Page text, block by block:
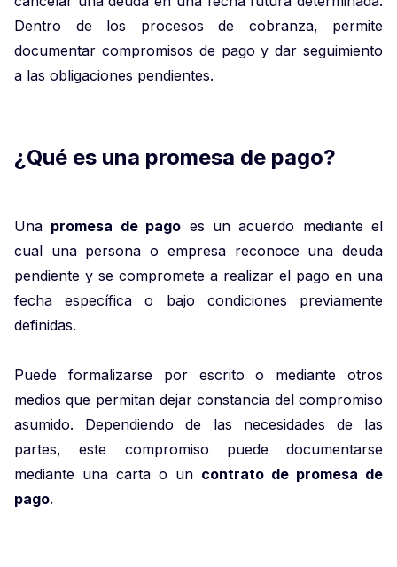
Dentro de los procesos de cobranza, permite
documentar compromisos de pago y dar seguimiento
a las obligaciones pendientes.
¿Qué es una promesa de pago?
Una promesa de pago es un acuerdo mediante el
cual una persona o empresa reconoce una deuda
pendiente y se compromete a realizar el pago en una
fecha específica o bajo condiciones previamente
definidas.
Puede formalizarse por escrito o mediante otros
medios que permitan dejar constancia del compromiso
asumido. Dependiendo de las necesidades de las
partes, este compromiso puede documentarse
mediante una carta o un contrato de promesa de
pago.